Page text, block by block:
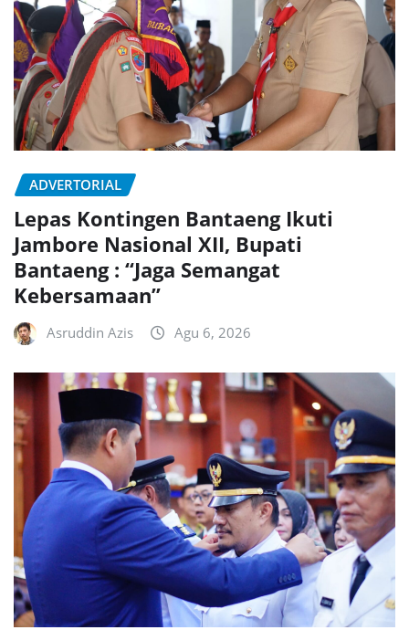
ADVERTORIAL
Lepas Kontingen Bantaeng Ikuti
Jambore Nasional XII, Bupati
Bantaeng : “Jaga Semangat
Kebersamaan”
Asruddin Azis Agu 6, 2026